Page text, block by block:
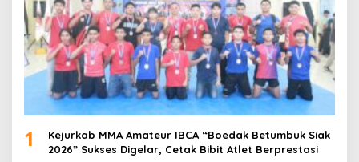
1
Kejurkab MMA Amateur IBCA “Boedak Betumbuk Siak
2026” Sukses Digelar, Cetak Bibit Atlet Berprestasi